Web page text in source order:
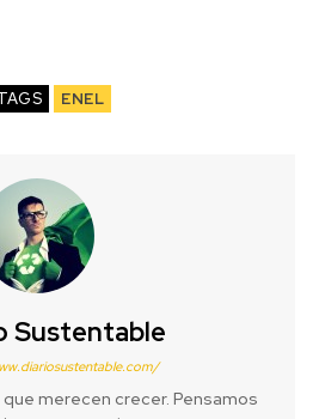
ENEL
Sustentable
merecen crecer. Pensamos